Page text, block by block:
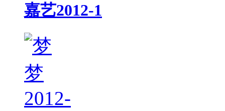
嘉艺2012-1